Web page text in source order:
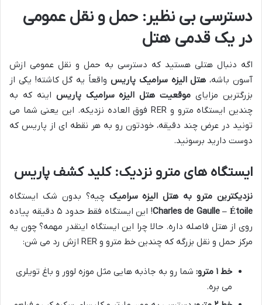
دسترسی بی نظیر: حمل و نقل عمومی
در یک قدمی هتل
اگه دنبال هتلی هستید که دسترسی به حمل و نقل عمومی ازش
آسون باشه، هتل الیزه سرامیک پاریس واقعاً یه گل کاشته! یکی از
بزرگترین مزایای موقعیت هتل الیزه سرامیک پاریس اینه که به
چندین ایستگاه مترو و RER فوق العاده نزدیکه. این یعنی شما می
تونید در عرض چند دقیقه، خودتون رو به هر نقطه ای از پاریس که
دوست دارید برسونید.
ایستگاه های مترو نزدیک: کلید کشف پاریس
نزدیکترین مترو به هتل الیزه سرامیک چیه؟ بدون شک ایستگاه
Charles de Gaulle – Étoile
! این ایستگاه فقط حدود ۵ دقیقه پیاده
روی از هتل فاصله داره. حالا چرا این ایستگاه اینقدر مهمه؟ چون یه
مرکز حمل و نقل بزرگه که چندین خط مترو و RER ازش رد می شن:
خط ۱ مترو:
شما رو به جاذبه هایی مثل موزه لوور و باغ تویلری
می بره.